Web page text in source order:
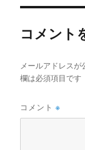
コメント
メールアドレスが
欄は必須項目です
コメント※